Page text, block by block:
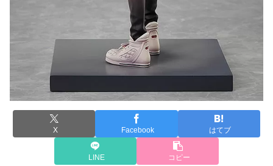
X Facebook はてブ
LINE コピー